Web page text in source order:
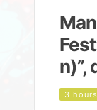
n)”,
3 hours